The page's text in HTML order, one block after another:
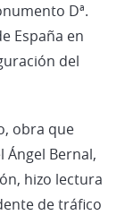
Dª.
España en
del
obra que
Ángel Bernal,
hizo lectura
de tráfico